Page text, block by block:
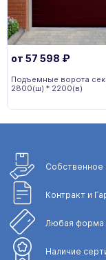
от 57 598 ₽
Подъемные ворота
2800(ш) * 2200(в)
Собственное
Контракт и
Любая форма
Наличие